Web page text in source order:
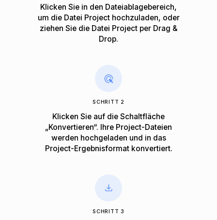
Klicken Sie in den Dateiablagebereich,
um die Datei Project hochzuladen, oder
ziehen Sie die Datei Project per Drag &
Drop.
SCHRITT 2
Klicken Sie auf die Schaltfläche
„Konvertieren“. Ihre Project-Dateien
werden hochgeladen und in das
Project-Ergebnisformat konvertiert.
SCHRITT 3